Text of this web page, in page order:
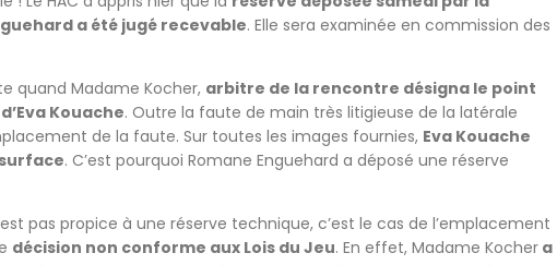
a été jugé recevable. Elle sera examinée en commission des
quand Madame Kocher, arbitre de la rencontre désigna le point
Kouache. Outre la faute de main très litigieuse de la latérale
de la faute. Sur toutes les images fournies, Eva Kouache
. C’est pourquoi Romane Enguehard a déposé une réserve
pas propice à une réserve technique, c’est le cas de l’emplacement
décision non conforme aux Lois du Jeu. En effet, Madame Kocher a